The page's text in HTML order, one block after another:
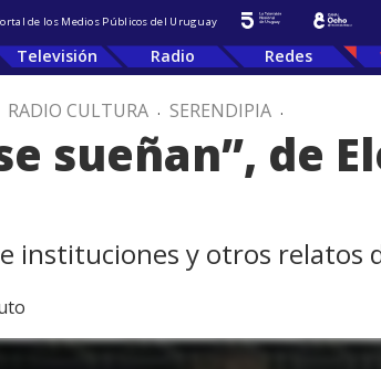
de los Medios Públicos del Uruguay
Televisión Radio Redes
RADIO CULTURA . SERENDIPIA .
sueñan”, de
instituciones y otros relatos